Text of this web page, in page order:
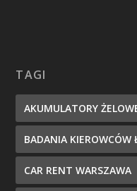
TAGI
AKUMULATORY
BADANIA KIEROWCÓW
CAR RENT WARSZAWA